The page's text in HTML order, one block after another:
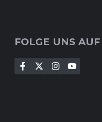
FOLGE UNS AUF